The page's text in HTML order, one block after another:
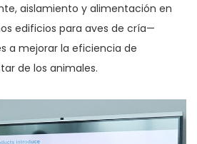
aislamiento y alimentación en
edificios para aves de cría—
a mejorar la eficiencia de
de los animales.